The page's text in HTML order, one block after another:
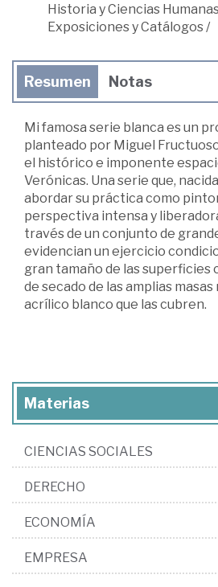
Historia y Ciencias
Exposiciones y Catálogos/
Resumen Notas
Mi famosa serie blanca es un
planteado por Miguel
el histórico e imponente
Verónicas. Una serie que,
abordar su práctica como
perspectiva intensa y
través de un conjunto de
evidencian un ejercicio
gran tamaño de las superficies
de secado de las amplias
acrílico blanco que las cubren.
Materias
CIENCIAS SOCIALES
DERECHO
ECONOMÍA
EMPRESA